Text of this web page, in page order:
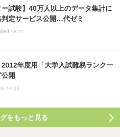
ー試験】40万人以上のデータ集計に
判定サービス公開…代ゼミ
18:27
年度用「大学入試難易ランク一
公開
14:03
をもっと見る